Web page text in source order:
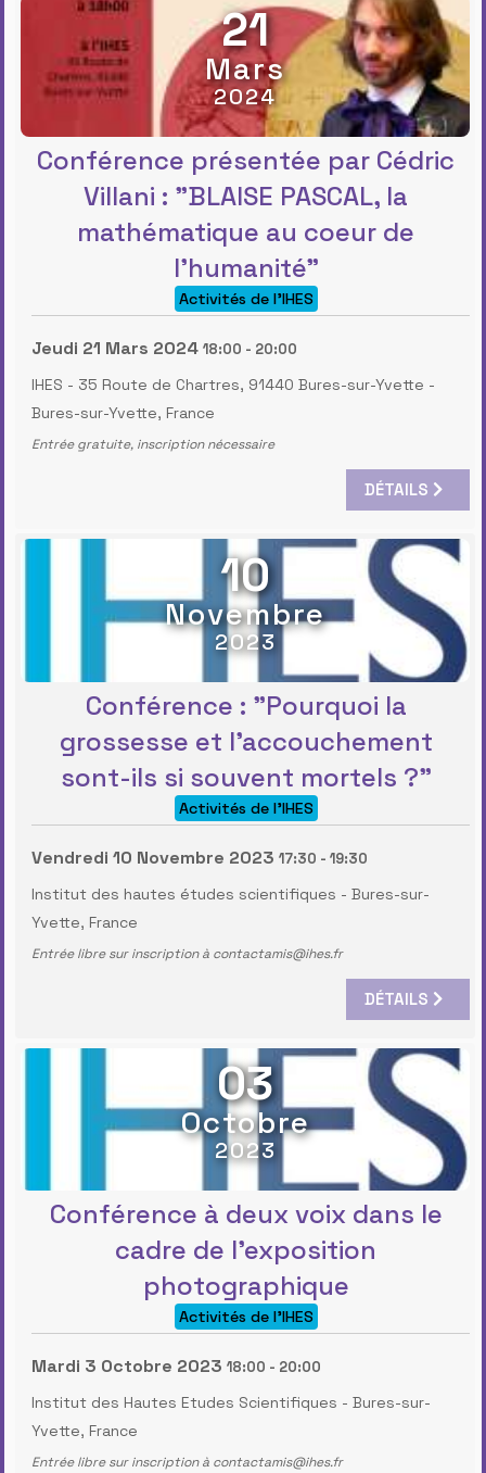
21
Mars
2024
Conférence présentée par Cédric
Villani : "BLAISE PASCAL, la
mathématique au coeur de
l'humanité"
Activités de l'IHES
Jeudi 21 Mars 2024 18:00 - 20:00
IHES - 35 Route de Chartres, 91440 Bures-sur-Yvette -
Bures-sur-Yvette, France
Entrée gratuite, inscription nécessaire
DÉTAILS
10
Novembre
2023
Conférence : "Pourquoi la
grossesse et l’accouchement
sont-ils si souvent mortels ?"
Activités de l'IHES
Vendredi 10 Novembre 2023 17:30 - 19:30
Institut des hautes études scientifiques - Bures-sur-
Yvette, France
Entrée libre sur inscription à contactamis@ihes.fr
DÉTAILS
03
Octobre
2023
Conférence à deux voix dans le
cadre de l’exposition
photographique
Activités de l'IHES
Mardi 3 Octobre 2023 18:00 - 20:00
Institut des Hautes Etudes Scientifiques - Bures-sur-
Yvette, France
Entrée libre sur inscription à contactamis@ihes.fr